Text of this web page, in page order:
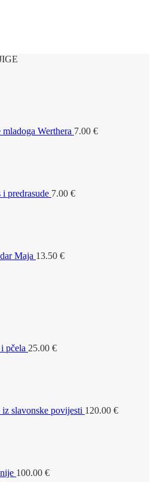
mladoga Werthera 7.00 €
i predrasude 7.00 €
Maja 13.50 €
pčela 25.00 €
slavonske povijesti 120.00 €
100.00 €